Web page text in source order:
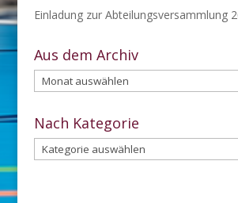
Einladung zur Abteilungsversammlung
Aus dem Archiv
Aus
dem
Archiv
Nach Kategorie
Nach
Kategorie